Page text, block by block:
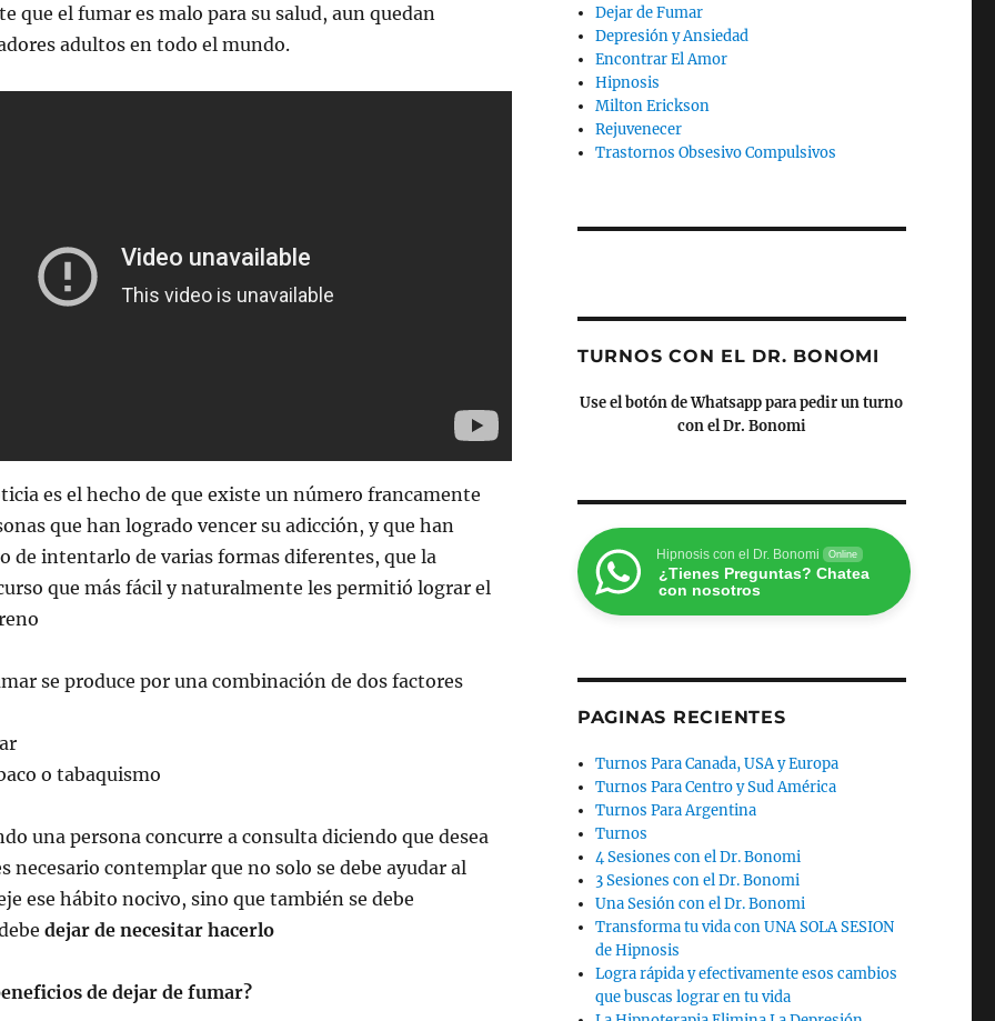
que el fumar es malo para su salud, aun quedan
adultos en todo el mundo.
es el hecho de que existe un número francamente
que han logrado vencer su adicción, y que han
de intentarlo de varias formas diferentes, que la
que más fácil y naturalmente les permitió lograr el
se produce por una combinación de dos factores
o tabaquismo
una persona concurre a consulta diciendo que desea
necesario contemplar que no solo se debe ayudar al
ese hábito nocivo, sino que también se debe
dejar de necesitar hacerlo
de dejar de fumar?
Dejar de Fumar
Depresión y Ansiedad
Encontrar El Amor
Hipnosis
Milton Erickson
Rejuvenecer
Trastornos Obsesivo Compulsivos
TURNOS CON EL DR. BONOMI
Use el botón de Whatsapp para pedir un turno
con el Dr. Bonomi
Hipnosis con el Dr. Bonomi Online
¿Tienes Preguntas? Chatea
con nosotros
PAGINAS RECIENTES
Turnos Para Canada, USA y Europa
Turnos Para Centro y Sud América
Turnos Para Argentina
Turnos
4 Sesiones con el Dr. Bonomi
3 Sesiones con el Dr. Bonomi
Una Sesión con el Dr. Bonomi
Transforma tu vida con UNA SOLA SESION
de Hipnosis
Logra rápida y efectivamente esos cambios
que buscas lograr en tu vida